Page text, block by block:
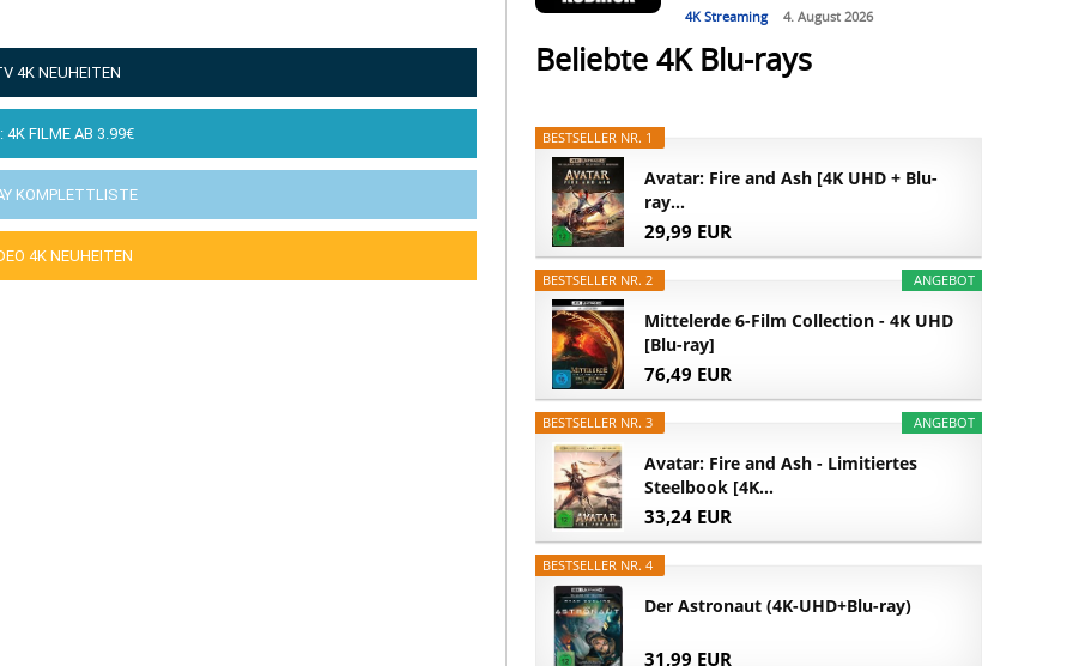
4K NEUHEITEN
4K FILME AB 3.99€
KOMPLETTLISTE
4K NEUHEITEN
4K Streaming 4. August 2026
Beliebte 4K Blu-rays
BESTSELLER NR. 1
Avatar: Fire and Ash [4K UHD + Blu-
ray...
29,99 EUR
ANGEBOT
BESTSELLER NR. 2
Mittelerde 6-Film Collection - 4K UHD
[Blu-ray]
76,49 EUR
ANGEBOT
BESTSELLER NR. 3
Avatar: Fire and Ash - Limitiertes
Steelbook [4K...
33,24 EUR
BESTSELLER NR. 4
Der Astronaut (4K-UHD+Blu-ray)
31,99 EUR